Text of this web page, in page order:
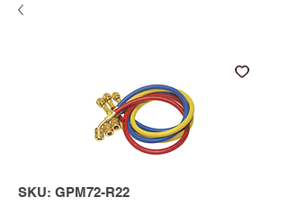
SKU: GPM72-R22